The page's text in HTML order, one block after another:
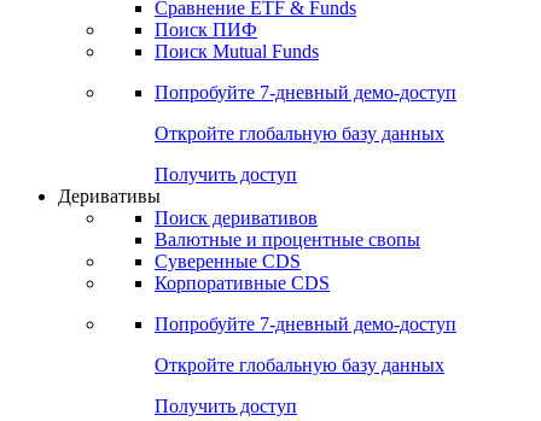
Получить доступ
ETF & Funds
Сравнение ETF & Funds
Поиск Mutual Funds
Попробуйте7-дневный
Откройте глобальную базу данных
Получить доступ
Деривативы
Валютные и процентные свопы
Корпоративные CDS
Попробуйте7-дневный